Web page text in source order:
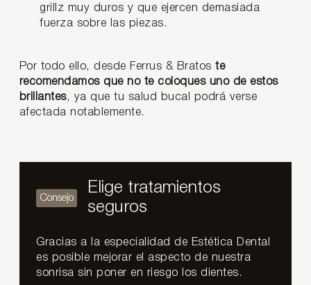
grillz muy duros y que ejercen demasiada
fuerza sobre las piezas.
Por todo ello, desde Ferrus & Bratoste
recomendamos que no te coloques uno de estos
brillantes, ya que tu salud bucal podrá verse
afectada notablemente.
Elige tratamientos
seguros
Gracias a la especialidad de Estética Dental
es posible mejorar el aspecto de nuestra
sonrisa sin poner en riesgo los dientes.